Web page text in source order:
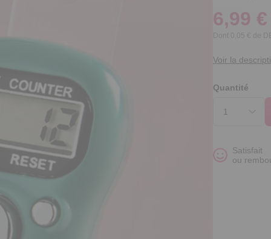
6,99 €
Dont 0,05 € de
Voir la
Quantité
Satisfait
ou